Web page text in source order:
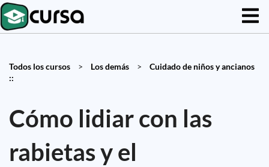
Todos los cursos > Los demás >
Cuidado de niños y ancianos
::
Cómo lidiar con las
rabietas y el